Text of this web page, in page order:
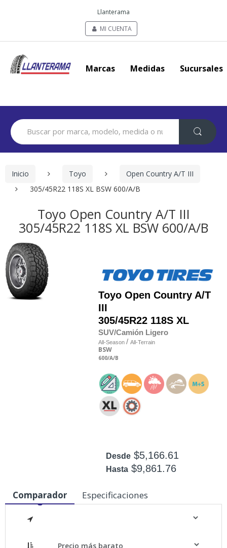
Llanterama
MI CUENTA
Marcas Medidas Sucursales
Search
for:
Inicio Toyo
Open Country A/T III
305/45R22 118S XL BSW 600/A/B
Toyo Open Country A/T III
305/45R22 118S XL BSW 600/A/B
Toyo Open Country A/T
III
305/45R22 118S XL
SUV/Camión Ligero
All-Season / All-Terrain
BSW
600/A/B
Desde $5,166.61
Hasta $9,861.76
Comparador Especificaciones